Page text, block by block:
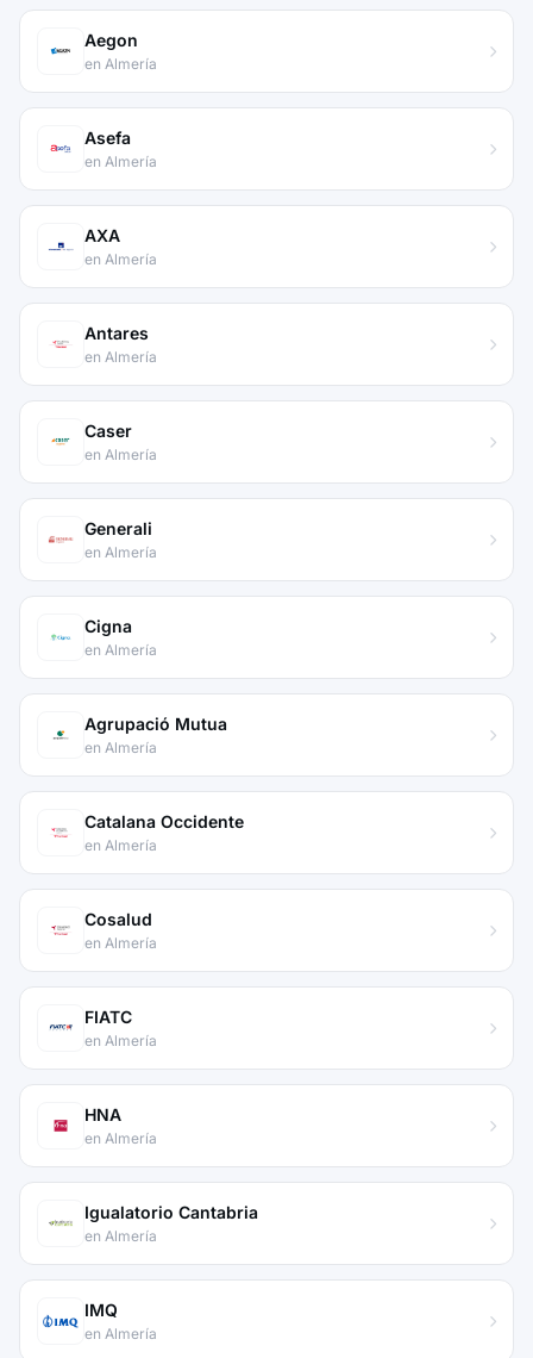
Aegon
en Almería
Asefa
en Almería
AXA
en Almería
Antares
en Almería
Caser
en Almería
Generali
en Almería
Cigna
en Almería
Agrupació Mutua
en Almería
Catalana Occidente
en Almería
Cosalud
en Almería
FIATC
en Almería
HNA
en Almería
Igualatorio Cantabria
en Almería
IMQ
en Almería